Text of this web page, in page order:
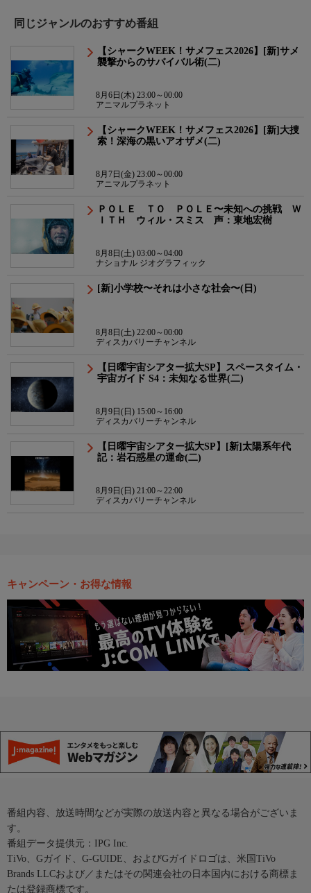
同じジャンルのおすすめ番組
【シャークWEEK！サメフェス2026】[新]サメ
襲撃からのサバイバル術(二)
8月6日(木) 23:00～00:00
アニマルプラネット
【シャークWEEK！サメフェス2026】[新]大捜
索！深海の黒いアオザメ(二)
8月7日(金) 23:00～00:00
アニマルプラネット
ＰＯＬＥ ＴＯ ＰＯＬＥ〜未知への挑戦 Ｗ
ＩＴＨ ウィル・スミス 声：東地宏樹
8月8日(土) 03:00～04:00
ナショナル ジオグラフィック
[新]小学校〜それは小さな社会〜(日)
8月8日(土) 22:00～00:00
ディスカバリーチャンネル
【日曜宇宙シアター拡大SP】スペースタイム・
宇宙ガイド S4：未知なる世界(二)
8月9日(日) 15:00～16:00
ディスカバリーチャンネル
【日曜宇宙シアター拡大SP】[新]太陽系年代
記：岩石惑星の運命(二)
8月9日(日) 21:00～22:00
ディスカバリーチャンネル
キャンペーン・お得な情報
番組内容、放送時間などが実際の放送内容と異なる場合がございま
す。
番組データ提供元：IPG Inc.
TiVo、Gガイド、G-GUIDE、およびGガイドロゴは、米国TiVo
Brands LLCおよび／またはその関連会社の日本国内における商標ま
たは登録商標です。